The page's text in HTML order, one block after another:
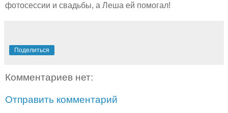
фотосессии и свадьбы, а Леша ей помогал!
Поделиться
Комментариев нет:
Отправить комментарий